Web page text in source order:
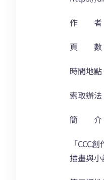
作 者：
頁 數：
時間地
索取辦
簡 介
「CCC
插畫與小